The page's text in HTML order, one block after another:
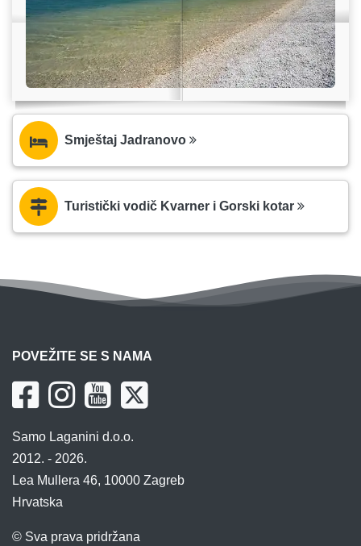
Smještaj Jadranovo
Turistički vodič Kvarner i Gorski kotar
POVEŽITE SE S NAMA
Samo Laganini d.o.o.
2012. - 2026.
Lea Mullera 46, 10000 Zagreb
Hrvatska
© Sva prava pridržana